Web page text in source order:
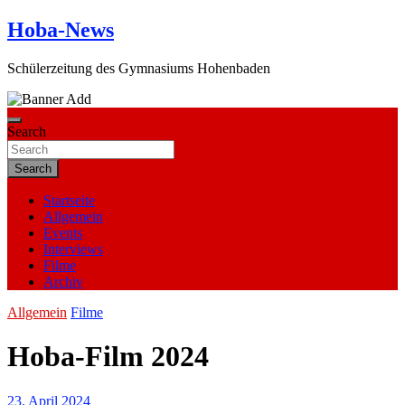
Skip
to
Hoba-News
Schülerzeitung des Gymnasiums Hohenbaden
Search
Search
Startseite
Allgemein
Events
Interviews
Filme
Archiv
Allgemein Filme
Hoba-Film 2024
23. April 2024